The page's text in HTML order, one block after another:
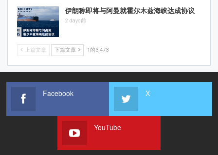
伊朗称即将与阿曼就霍尔木兹海峡达成协议
2 days前
上篇文章 下篇文章 1的3,473
Facebook X
YouTube